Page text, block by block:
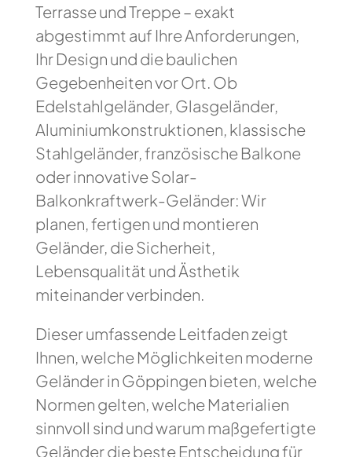
Terrasse und Treppe – exakt
abgestimmt auf Ihre Anforderungen,
Ihr Design und die baulichen
Gegebenheiten vor Ort. Ob
Edelstahlgeländer, Glasgeländer,
Aluminiumkonstruktionen, klassische
Stahlgeländer, französische Balkone
oder innovative Solar-
Balkonkraftwerk-Geländer: Wir
planen, fertigen und montieren
Geländer, die Sicherheit,
Lebensqualität und Ästhetik
miteinander verbinden.
Dieser umfassende Leitfaden zeigt
Ihnen, welche Möglichkeiten moderne
Geländer in Göppingen bieten, welche
Normen gelten, welche Materialien
sinnvoll sind und warum maßgefertigte
Geländer die beste Entscheidung für